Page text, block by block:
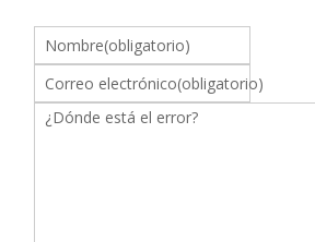
Nombre(obligatorio)
Correo electrónico(obligatorio)
¿Dónde está el error?